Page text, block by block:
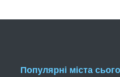
Популярні міста